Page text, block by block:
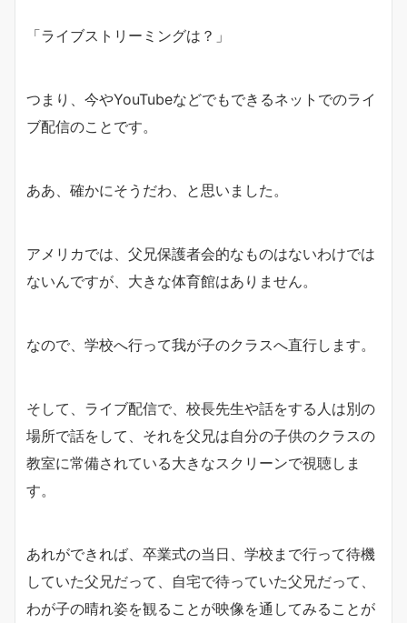
「ライブストリーミングは？」
つまり、今やYouTubeなどでもできるネットでのライ
ブ配信のことです。
ああ、確かにそうだわ、と思いました。
アメリカでは、父兄保護者会的なものはないわけでは
ないんですが、大きな体育館はありません。
なので、学校へ行って我が子のクラスへ直行します。
そして、ライブ配信で、校長先生や話をする人は別の
場所で話をして、それを父兄は自分の子供のクラスの
教室に常備されている大きなスクリーンで視聴しま
す。
あれができれば、卒業式の当日、学校まで行って待機
していた父兄だって、自宅で待っていた父兄だって、
わが子の晴れ姿を観ることが映像を通してみることが